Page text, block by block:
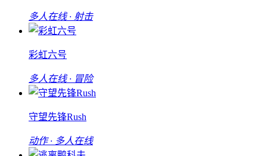
多人在线 · 射击
彩虹六号
多人在线 · 冒险
守望先锋Rush
动作 · 多人在线